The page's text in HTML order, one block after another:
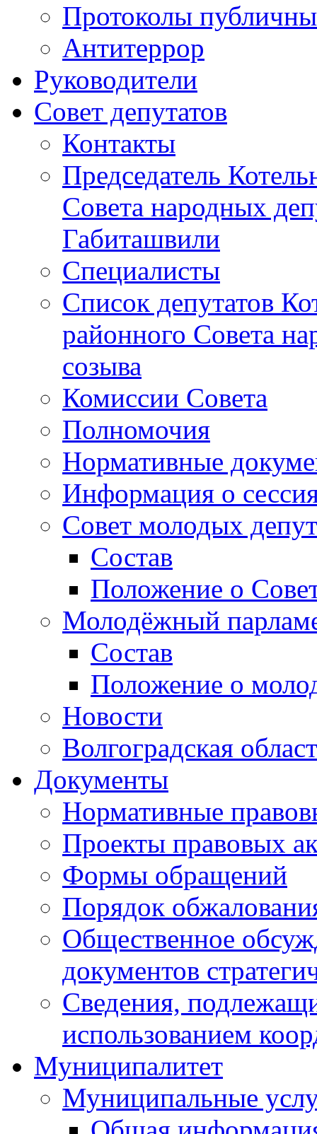
Протоколы
Антитеррор
Руководители
Совет депутатов
Контакты
Председатель
Совета народных
Габиташвили
Специалисты
Список депутатов
районного Совета
созыва
Комиссии Совета
Полномочия
Нормативные
Информация о
Совет молодых
Состав
Положение о
Молодёжный
Состав
Положение о
Новости
Волгоградская
Документы
Нормативные
Проекты правовых
Формы обращений
Порядок
Общественное
документов
Сведения,
использованием
Муниципалитет
Муниципальные